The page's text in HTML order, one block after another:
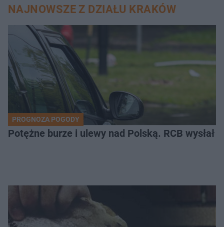
NAJNOWSZE Z DZIAŁU KRAKÓW
PROGNOZA POGODY
Potężne burze i ulewy nad Polską. RCB